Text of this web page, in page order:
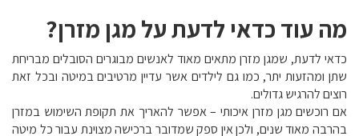
מה עוד כדאי לדעת על מגן מזרן?
כדאי לדעת, שמגן מזרן מתאים מאוד לאנשים מבוגרים הסובלים מבריחת
שתן ומהזעות יתר, כמו גם לילדים אשר עדיין מרטיבים במיטה ובכל זאת
רוצים להרגיש גדולים.
אם רוכשים מגן מזרן איכותי – אפשר להאריך את תקופת השימוש במזרן
בהרבה מאוד שנים, ולכן אין ספק שמדובר ברכישה מצוינת עבור כל מיטה